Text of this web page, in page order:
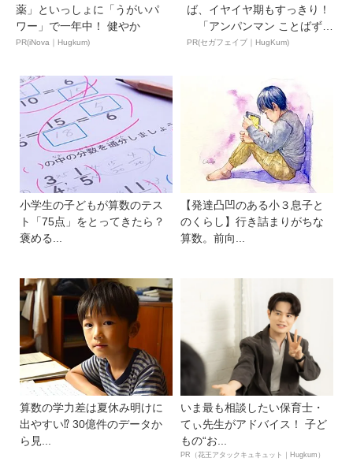
薬」といっしょに「うがいパ
ワー」で一年中！ 健やか
PR(iNova｜Hugkum)
ば、イヤイヤ期もすっきり！
「アンパンマン ことばずか
ん...
PR(セガフェイブ｜HugKum)
小学生の子どもが算数のテス
ト「75点」をとってきたら？
褒める...
【発達凸凹のある小３息子と
のくらし】行き詰まりがちな
算数。前向...
算数の学力差は夏休み明けに
出やすい⁉ 30億件のデータか
ら見...
いま最も相談したい保育士・
てぃ先生がアドバイス！ 子ど
もの“お...
PR（花王アタックキュキュット｜Hugkum）